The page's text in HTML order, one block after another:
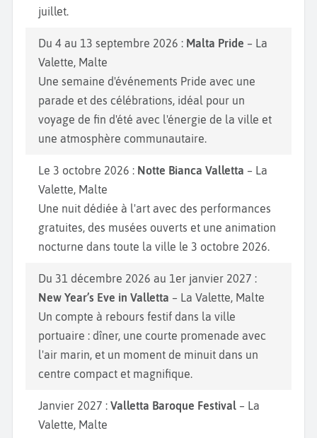
juillet.
Du 4 au 13 septembre 2026 : Malta Pride – La
Valette, Malte
Une semaine d'événements Pride avec une
parade et des célébrations, idéal pour un
voyage de fin d'été avec l'énergie de la ville et
une atmosphère communautaire.
Le 3 octobre 2026 : Notte Bianca Valletta – La
Valette, Malte
Une nuit dédiée à l'art avec des performances
gratuites, des musées ouverts et une animation
nocturne dans toute la ville le 3 octobre 2026.
Du 31 décembre 2026 au 1er janvier 2027 :
New Year’s Eve in Valletta – La Valette, Malte
Un compte à rebours festif dans la ville
portuaire : dîner, une courte promenade avec
l'air marin, et un moment de minuit dans un
centre compact et magnifique.
Janvier 2027 : Valletta Baroque Festival – La
Valette, Malte